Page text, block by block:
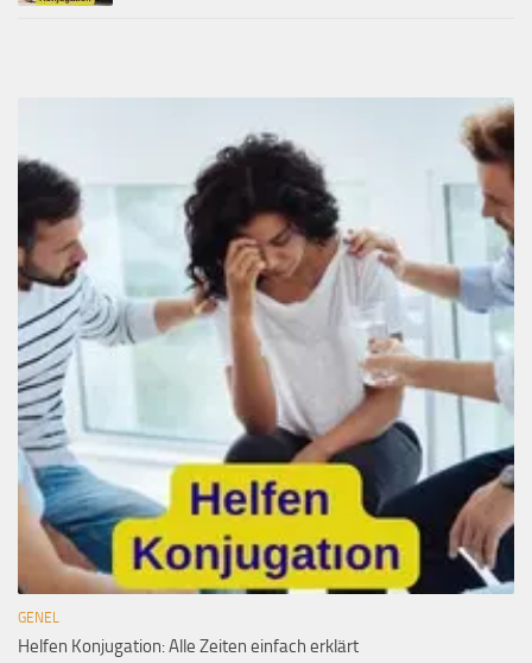
GENEL
Helfen Konjugation: Alle Zeiten einfach erklärt